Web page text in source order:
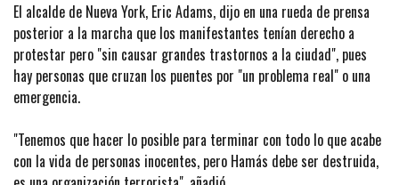
El alcalde de Nueva York, Eric Adams, dijo en una rueda de prensa
posterior a la marcha que los manifestantes tenían derecho a
protestar pero "sin causar grandes trastornos a la ciudad", pues
hay personas que cruzan los puentes por "un problema real" o una
emergencia.
"Tenemos que hacer lo posible para terminar con todo lo que acabe
con la vida de personas inocentes, pero Hamás debe ser destruida,